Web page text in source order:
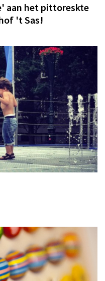
aan het pittoreskte
't Sas!